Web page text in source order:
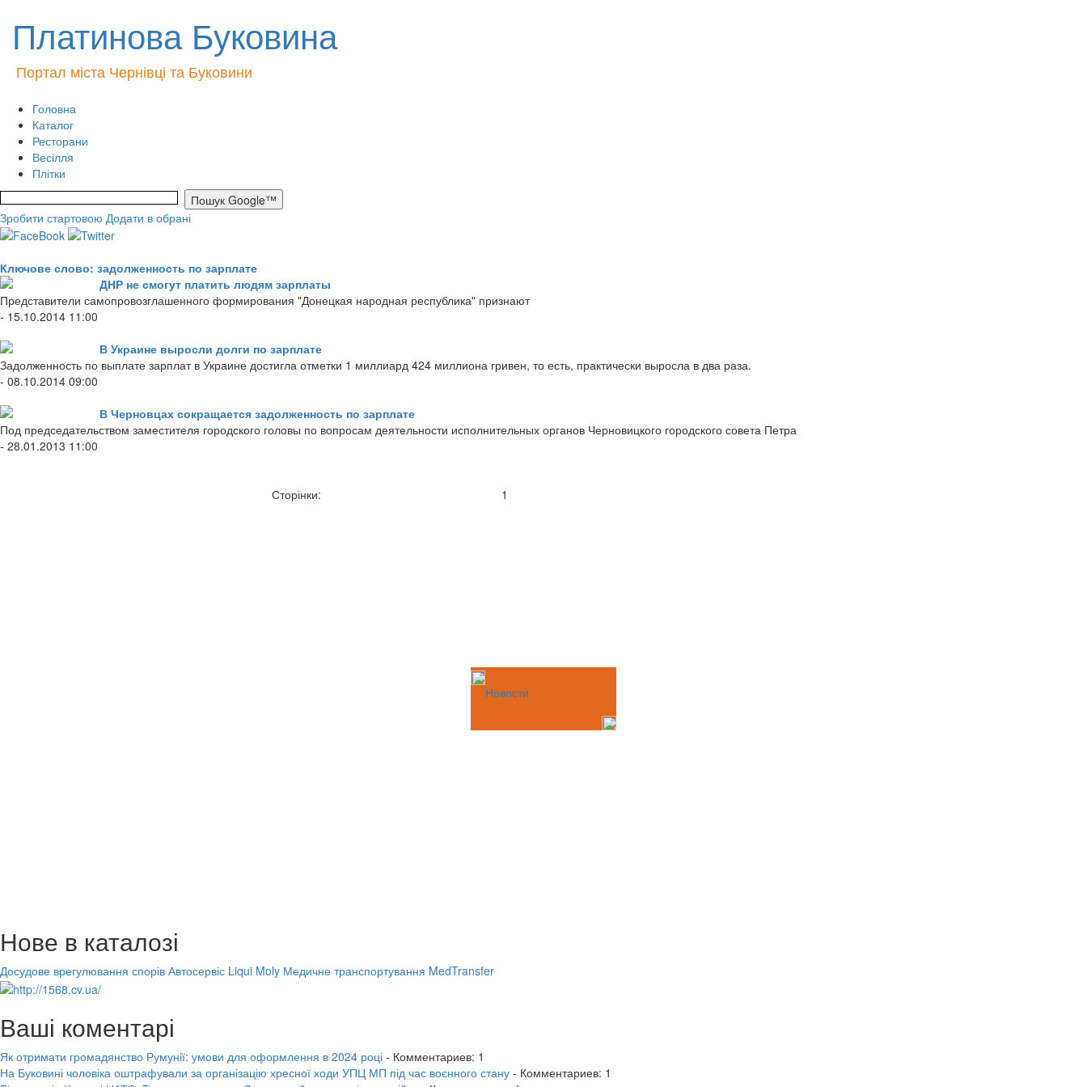
Платинова Буковина
Портал міста Чернівці та Буковини
Головна
Каталог
Ресторани
Весілля
Плітки
Зробити стартовою Додати в обрані
Ключове слово: задолженность по зарплате
ДНР не смогут платить людям зарплаты
Представители самопровозглашенного формирования "Донецкая народная республика" признают
- 15.10.2014 11:00
В Украине выросли долги по зарплате
Задолженность по выплате зарплат в Украине достигла отметки 1 миллиард 424 миллиона гривен, то есть, практически выросла в два раза.
- 08.10.2014 09:00
В Черновцах сокращается задолженность по зарплате
Под председательством заместителя городского головы по вопросам деятельности исполнительных органов Черновицкого городского совета Петра
- 28.01.2013 11:00
Сторінки: 1
Новости
Нове в каталозі
Досудове врегулювання спорів Автосервіс Liqui Moly Медичне транспортування MedTransfer
Ваші коментарі
Як отримати громадянство Румунії: умови для оформлення в 2024 році - Комментариев: 1
На Буковині чоловіка оштрафували за організацію хресної ходи УПЦ МП під час воєнного стану - Комментариев: 1